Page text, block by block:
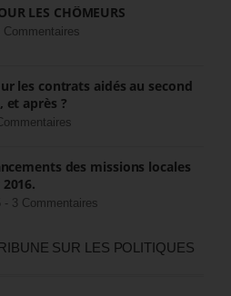
LES CHÔMEURS
Commentaires
les contrats aidés au second
et après ?
des missions locales
- 3 Commentaires
SUR LES POLITIQUES